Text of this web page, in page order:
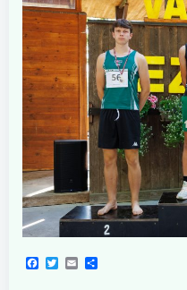
Facebook
Twitter
Email